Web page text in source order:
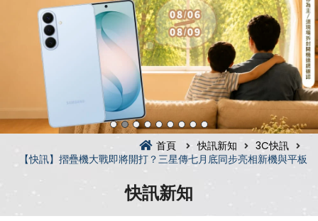
首頁 快訊新知
3C快訊
【快訊】摺疊機大戰即將開打？三星傳七月底同步亮相新機與平板
快訊新知